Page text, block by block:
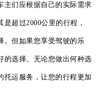
主们应根据自己的实际需求
超过2000公里的行程，
。但如果您享受驾驶的乐
的选择。无论您做出何种选
托运服务，让您的行程更加